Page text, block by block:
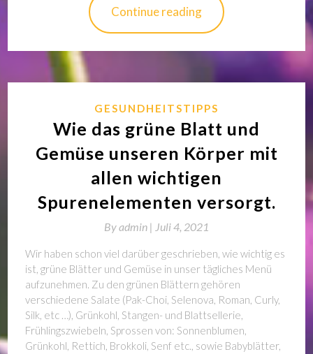
Continue reading
GESUNDHEITSTIPPS
Wie das grüne Blatt und
Gemüse unseren Körper mit
allen wichtigen
Spurenelementen versorgt.
Byadmin | Juli 4, 2021
Wir haben schon viel darüber geschrieben, wie wichtig es
ist, grüne Blätter und Gemüse in unser tägliches Menü
aufzunehmen. Zu den grünen Blättern gehören
verschiedene Salate (Pak-Choi, Selenova, Roman, Curly,
Silk, etc …), Grünkohl, Stangen- und Blattsellerie,
Frühlingszwiebeln, Sprossen von: Sonnenblumen,
Grünkohl, Rettich, Brokkoli, Senf etc., sowie Babyblätter,